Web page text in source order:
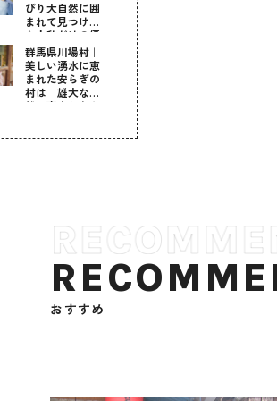
びり大自然に囲
まれて見つけ
た！私だけの優
しい自分時間
群馬県川場村｜
美しい湧水に恵
まれた安らぎの
村は 雄大な自
然に育まれた心
おすすめ